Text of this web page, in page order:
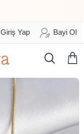
Giriş Yap Bayi Ol